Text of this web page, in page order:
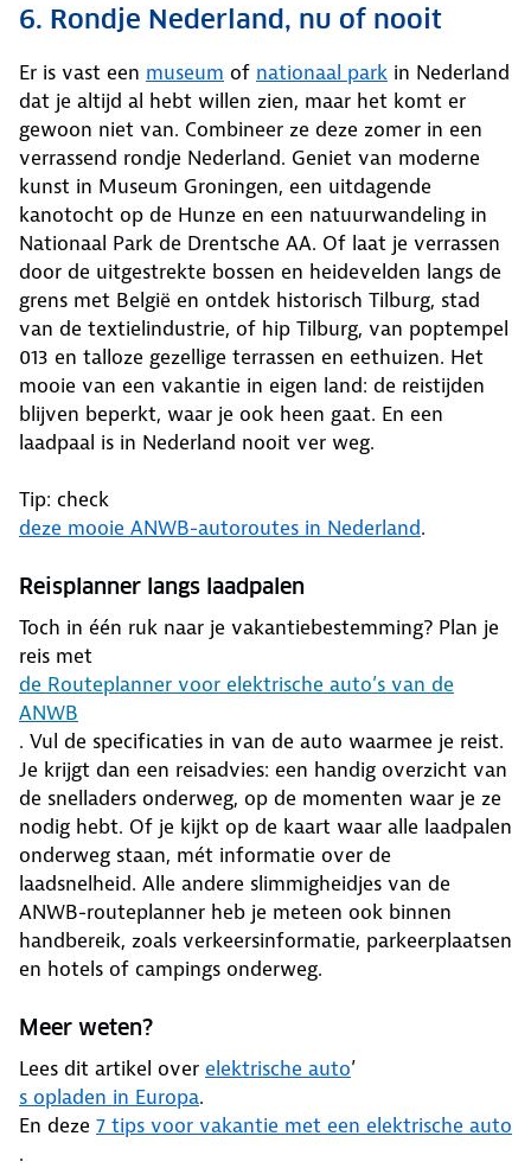
6. Rondje Nederland, nu of nooit
Er is vast een museum of nationaal park in Nederland
dat je altijd al hebt willen zien, maar het komt er
gewoon niet van. Combineer ze deze zomer in een
verrassend rondje Nederland. Geniet van moderne
kunst in Museum Groningen, een uitdagende
kanotocht op de Hunze en een natuurwandeling in
Nationaal Park de Drentsche AA. Of laat je verrassen
door de uitgestrekte bossen en heidevelden langs de
grens met België en ontdek historisch Tilburg, stad
van de textielindustrie, of hip Tilburg, van poptempel
013 en talloze gezellige terrassen en eethuizen. Het
mooie van een vakantie in eigen land: de reistijden
blijven beperkt, waar je ook heen gaat. En een
laadpaal is in Nederland nooit ver weg.
Tip: check
deze mooie ANWB-autoroutes in Nederland.
Reisplanner langs laadpalen
Toch in één ruk naar je vakantiebestemming? Plan je
reis met
de Routeplanner voor elektrische auto’s van de
ANWB
. Vul de specificaties in van de auto waarmee je reist.
Je krijgt dan een reisadvies: een handig overzicht van
de snelladers onderweg, op de momenten waar je ze
nodig hebt. Of je kijkt op de kaart waar alle laadpalen
onderweg staan, mét informatie over de
laadsnelheid. Alle andere slimmigheidjes van de
ANWB-routeplanner heb je meteen ook binnen
handbereik, zoals verkeersinformatie, parkeerplaatsen
en hotels of campings onderweg.
Meer weten?
Lees dit artikel over elektrische auto’
s opladen in Europa.
En deze 7 tips voor vakantie met een elektrische auto
.